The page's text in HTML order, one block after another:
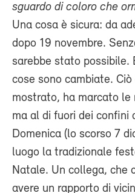
sguardo di coloro che
Una cosa è sicura: da
dopo 19 novembre.
sarebbe stato possibile.
cose sono cambiate.
mostrato, ha marcato le
ma al di fuori dei confini
Domenica (lo scorso 7
luogo la tradizionale
Natale. Un collega, che
avere un rapporto di